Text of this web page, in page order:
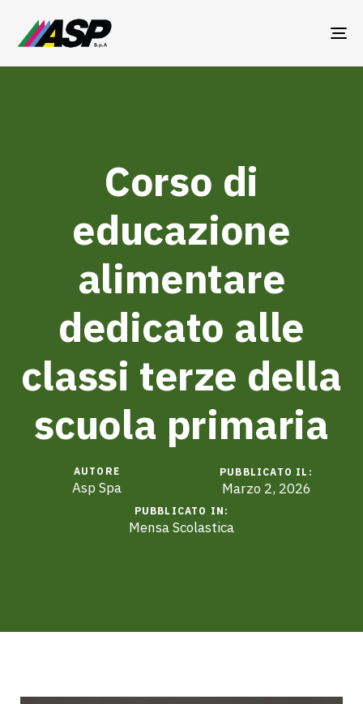
Corso di
educazione
alimentare
dedicato alle
classi terze della
scuola primaria
AUTORE
Asp Spa
PUBBLICATO IL:
Marzo 2, 2026
PUBBLICATO IN:
Mensa Scolastica